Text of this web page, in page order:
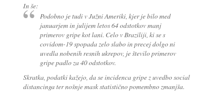
In še:
Podobno je tudi v Južni Ameriki, kjer je bilo med
januarjem in julijem letos 64 odstotkov manj
primerov gripe kot lani. Celo v Braziliji, ki se s
covidom-19 spopada zelo slabo in precej dolgo ni
uvedla nobenih resnih ukrepov, je število primerov
gripe padlo za 40 odstotkov.
Skratka, podatki kažejo, da se incidenca gripe z uvedbo social
distancinga ter nošnje mask statistično pomembno zmanjša.